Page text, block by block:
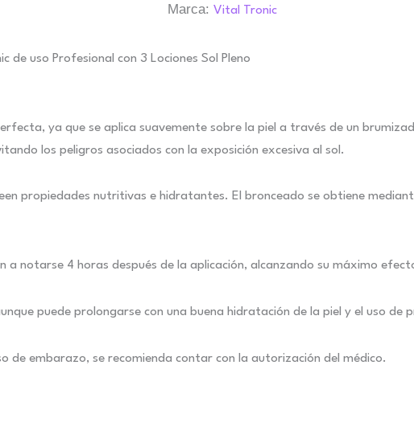
Marca: Vital Tronic
de uso Profesional con 3 Lociones Sol Pleno
ya que se aplica suavemente sobre la piel a través de un
los peligros asociados con la exposición excesiva al sol.
propiedades nutritivas e hidratantes. El bronceado se obtiene
a notarse 4 horas después de la aplicación, alcanzando su máximo
puede prolongarse con una buena hidratación de la piel y el uso de
de embarazo, se recomienda contar con la autorización del médico.